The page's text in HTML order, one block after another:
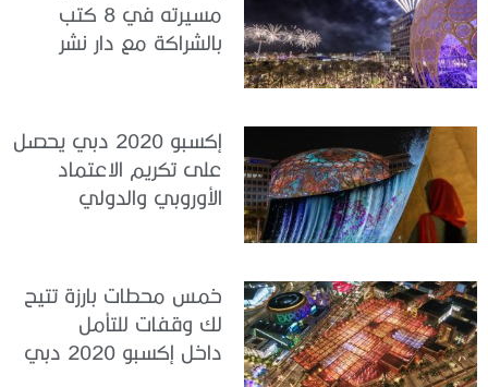
مسيرته في 8 كتب
بالشراكة مع دار نشر
إكسبو 2020 دبي يحصل
على تكريم الاعتماد
الأوروبي والدولي
خمس محطات بارزة تتيح
لك وقفات للتأمل
داخل إكسبو 2020 دبي